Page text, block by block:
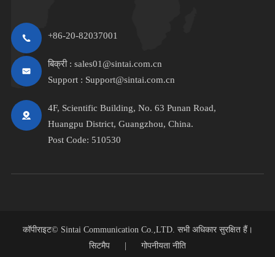
+86-20-82037001
बिक्री : sales01@sintai.com.cn
Support : Support@sintai.com.cn
4F, Scientific Building, No. 63 Punan Road,
Huangpu District, Guangzhou, China.
Post Code: 510530
कॉपीराइट© Sintai Communication Co.,LTD. सभी अधिकार सुरक्षित हैं।
सिटमैप
गोपनीयता नीति